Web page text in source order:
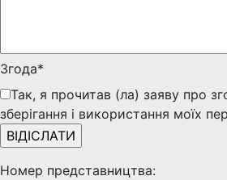
Згода*
Так, я прочитав (ла) заяву про
зберігання і використання моїх
Номер представництва: